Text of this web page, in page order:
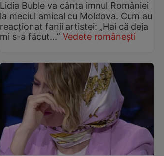
Lidia Buble va cânta imnul României
la meciul amical cu Moldova. Cum au
reacționat fanii artistei: „Hai că deja
mi s-a făcut...” Vedete românești